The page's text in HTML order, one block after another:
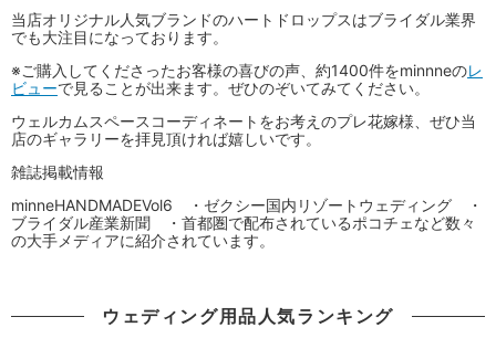
当店オリジナル人気ブランドのハートドロップスはブライダル業界
でも大注目になっております。
※ご購入してくださったお客様の喜びの声、約1400件をminnneのレ
ビューで見ることが出来ます。ぜひのぞいてみてください。
ウェルカムスペースコーディネートをお考えのプレ花嫁様、ぜひ当
店のギャラリーを拝見頂ければ嬉しいです。
雑誌掲載情報
minneHANDMADEVol6 ・ゼクシー国内リゾートウェディング ・
ブライダル産業新聞 ・首都圏で配布されているポコチェなど数々
の大手メディアに紹介されています。
ウェディング用品人気ランキング